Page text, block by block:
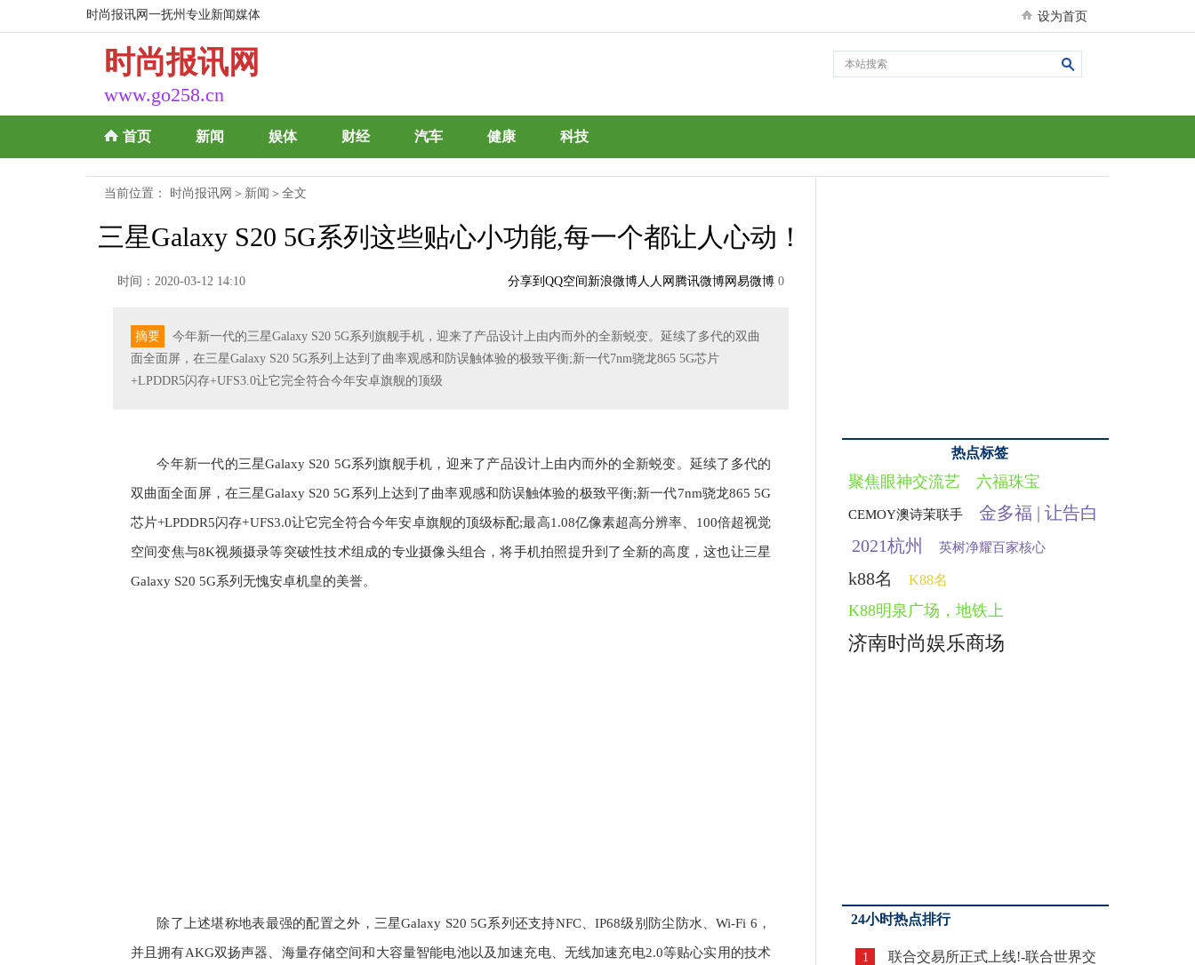
时尚报讯网一抚州专业新闻媒体 设为首页
时尚报讯网
www.go258.cn
首页 新闻 娱体 财经 汽车 健康 科技
当前位置： 时尚报讯网 ＞ 新闻 ＞全文
三星Galaxy S20 5G系列这些贴心小功能,每一个都让人心动！
时间：2020-03-12 14:10 分享到 QQ空间 新浪微博人人网 腾讯微博网易微博 0
摘要
今年新一代的三星Galaxy S20 5G系列旗舰手机，迎来了产品设计上由内而外的全新蜕变。延续了多代的双曲
面全面屏，在三星Galaxy S20 5G系列上达到了曲率观感和防误触体验的极致平衡;新一代7nm骁龙865 5G芯片
+LPDDR5闪存+UFS3.0让它完全符合今年安卓旗舰的顶级
今年新一代的三星Galaxy S20 5G系列旗舰手机，迎来了产品设计上由内而外的全新蜕变。延续了多代的
双曲面全面屏，在三星Galaxy S20 5G系列上达到了曲率观感和防误触体验的极致平衡;新一代7nm骁龙865 5G
芯片+LPDDR5闪存+UFS3.0让它完全符合今年安卓旗舰的顶级标配;最高1.08亿像素超高分辨率、100倍超视觉
空间变焦与8K视频摄录等突破性技术组成的专业摄像头组合，将手机拍照提升到了全新的高度，这也让三星
Galaxy S20 5G系列无愧安卓机皇的美誉。
除了上述堪称地表最强的配置之外，三星Galaxy S20 5G系列还支持NFC、IP68级别防尘防水、Wi-Fi 6，
并且拥有AKG双扬声器、海量存储空间和大容量智能电池以及加速充电、无线加速充电2.0等贴心实用的技术
热点标签
聚焦眼神交流艺 六福珠宝
CEMOY澳诗茉联手
金多福 | 让告白
2021杭州
英树净耀百家核心
k88名 K88名
K88明泉广场，地铁上
济南时尚娱乐商场
24小时热点排行
1
联合交易所正式上线!-联合世界交